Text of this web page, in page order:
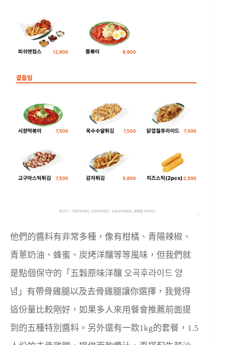
他們的醬料有非常多種，像有柑橘、青陽辣椒、
青蔥奶油、蜂蜜、炭烤洋釀等等風味，但我們就
是點個保守的「五穀原味洋釀 오곡후라이드 양
념」有帶骨雞腿以及去骨雞腿讓你選擇，我覺得
這份量比較剛好，如果多人來用餐會推薦前面提
到的五種特別醬料。另外還有一款1kg的套餐，1.5